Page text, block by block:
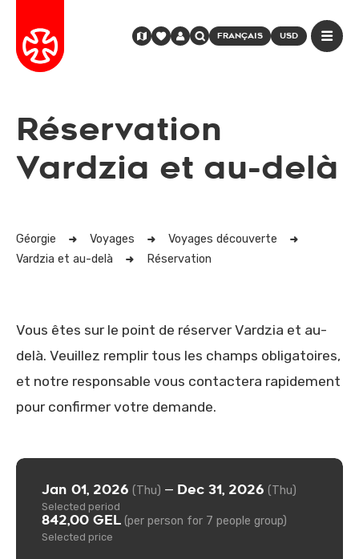
FRANÇAIS USD
Réservation
Vardzia et au-delà
Géorgie Voyages
Voyages découverte
Vardzia et au-delà
Réservation
Vous êtes sur le point de réserver Vardzia et au-
delà. Veuillez remplir tous les champs obligatoires,
et notre responsable vous contactera rapidement
pour confirmer votre demande.
Jan 01, 2026 (Thu) — Dec 31, 2026 (Thu)
Selected period
842,00 GEL (per person for 7 people group)
Selected price